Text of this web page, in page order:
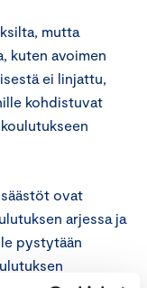
mutta
kuten avoimen
ei linjattu,
kohdistuvat
ovat
arjessa ja
pystytään